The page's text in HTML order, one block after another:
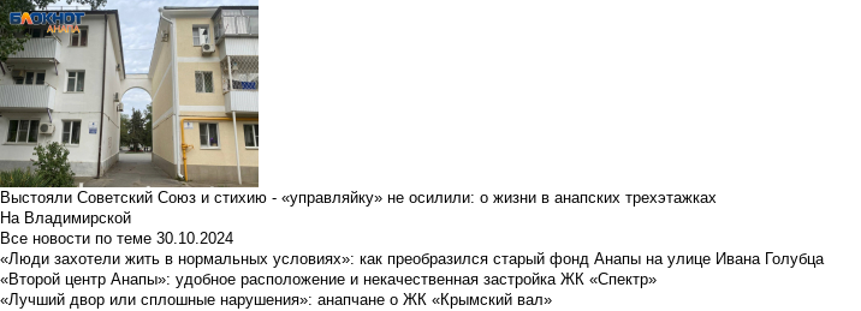
Выстояли Советский Союз и стихию - «управляйку» не осилили: о жизни в анапских трехэтажках
На Владимирской
Все новости по теме 30.10.2024
«Люди захотели жить в нормальных условиях»: как преобразился старый фонд Анапы на улице Ивана Голубца
«Второй центр Анапы»: удобное расположение и некачественная застройка ЖК «Спектр»
«Лучший двор или сплошные нарушения»: анапчане о ЖК «Крымский вал»